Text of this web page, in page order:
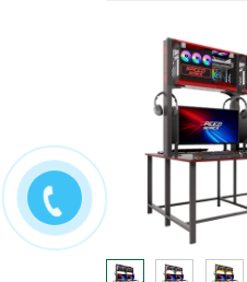
MẶT KÍNH DÁN
DECAL HÌNH TUỲ
CHỌN